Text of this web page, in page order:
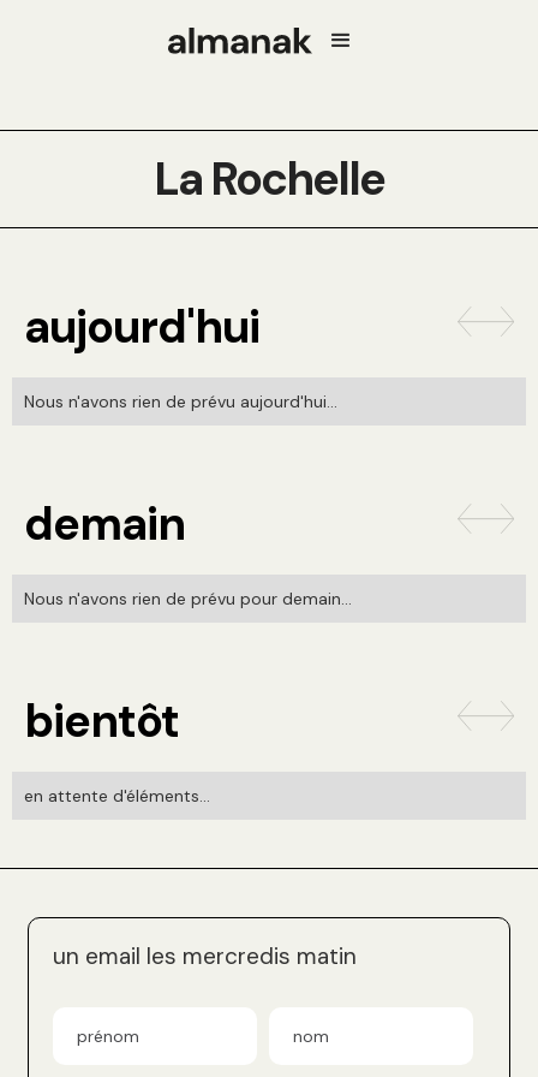
La Rochelle
aujourd'hui
Nous n'avons rien de prévu aujourd'hui...
demain
Nous n'avons rien de prévu pour demain...
bientôt
en attente d'éléments...
un email les mercredis matin